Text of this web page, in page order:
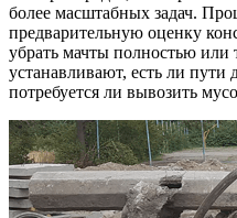
более масштабных задач.
предварительную оценку
убрать мачты полностью или
устанавливают, есть ли пути
потребуется ли вывозить